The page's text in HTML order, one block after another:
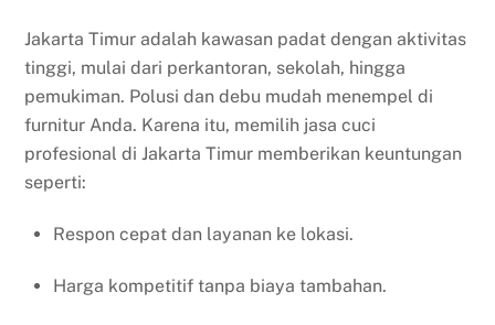
Jakarta Timur adalah kawasan padat dengan aktivitas
tinggi, mulai dari perkantoran, sekolah, hingga
pemukiman. Polusi dan debu mudah menempel di
furnitur Anda. Karena itu, memilih jasa cuci
profesional di Jakarta Timur memberikan keuntungan
seperti:
Respon cepat dan layanan ke lokasi.
Harga kompetitif tanpa biaya tambahan.